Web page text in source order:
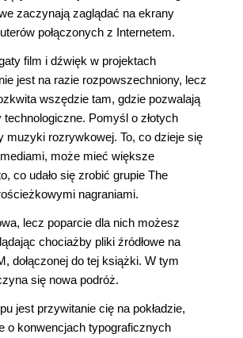
zaczynają zaglądać na ekrany
połączonych z Internetem.
film i dźwięk w projektach
jest na razie rozpowszechniony, lecz
wszędzie tam, gdzie pozwalają
technologiczne. Pomyśl o złotych
muzyki rozrywkowej. To, co dzieje się
może mieć większe
co udało się zrobić grupie The
nagraniami.
lecz poparcie dla nich możesz
chociażby pliki źródłowe na
dołączonej do tej książki. W tym
się nowa podróż.
jest przywitanie cię na pokładzie,
o konwencjach typograficznych